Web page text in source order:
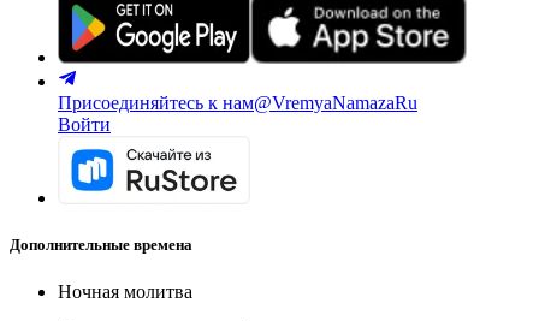
Присоединяйтесь к нам@VremyaNamazaRu
Войти
Дополнительные времена
Ночная молитва